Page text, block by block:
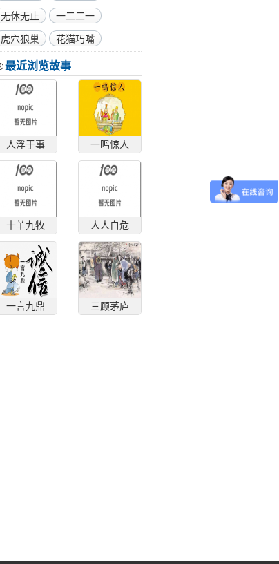
无休无止
一二二一
虎穴狼巢
花猫巧嘴
最近浏览故事
人浮于事 一鸣惊人
十羊九牧 人人自危
一言九鼎 三顾茅庐